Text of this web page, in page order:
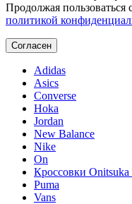
Продолжая пользоваться
политикой
Согласен
Adidas
Asics
Converse
Hoka
Jordan
New Balance
Nike
On
Кроссовки Onitsuka
Puma
Vans